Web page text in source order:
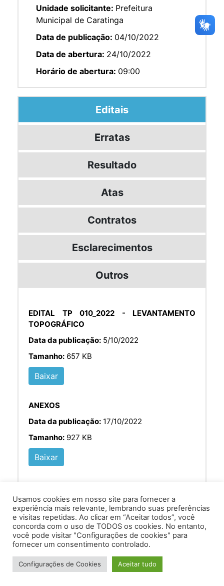
Unidade solicitante: Prefeitura
Municipal de Caratinga
Data de publicação: 04/10/2022
Data de abertura: 24/10/2022
Horário de abertura: 09:00
Editais
Erratas
Resultado
Atas
Contratos
Esclarecimentos
Outros
EDITAL TP 010_2022 - LEVANTAMENTO
TOPOGRÁFICO
Data da publicação: 5/10/2022
Tamanho: 657 KB
Baixar
ANEXOS
Data da publicação: 17/10/2022
Tamanho: 927 KB
Baixar
Av. Prof. Armando Alves da Silva, nº 1950 - Zacarias,
Caratinga - MG - 35302-403 / Tel: (33) 3329 8000
Desenvolvido por VersaTec
Usamos cookies em nosso site para fornecer a
experiência mais relevante, lembrando suas preferências
e visitas repetidas. Ao clicar em “Aceitar todos”, você
concorda com o uso de TODOS os cookies. No entanto,
você pode visitar "Configurações de cookies" para
fornecer um consentimento controlado.
Configurações de Cookies Aceitar tudo